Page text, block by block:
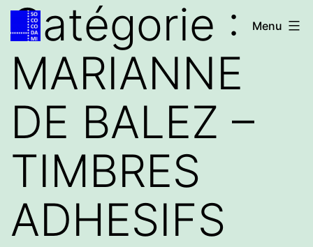
Aller
au
contenu
Accueil
Menu
Catégorie :
MARIANNE
DE BALEZ –
TIMBRES
ADHESIFS